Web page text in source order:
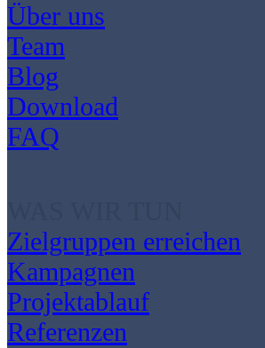
Über uns
Team
Blog
Download
FAQ
Zielgruppen erreichen
Kampagnen
Projektablauf
Referenzen